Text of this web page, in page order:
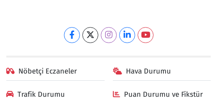
Nöbetçi Eczaneler Hava Durumu
Trafik Durumu Puan Durumu ve Fikstür